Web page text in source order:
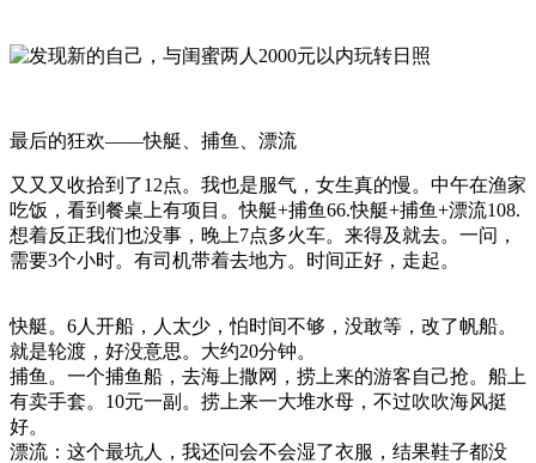
最后的狂欢——快艇、捕鱼、漂流
又又又收拾到了12点。我也是服气，女生真的慢。中午在渔家
吃饭，看到餐桌上有项目。快艇+捕鱼66.快艇+捕鱼+漂流108.
想着反正我们也没事，晚上7点多火车。来得及就去。一问，
需要3个小时。有司机带着去地方。时间正好，走起。
快艇。6人开船，人太少，怕时间不够，没敢等，改了帆船。
就是轮渡，好没意思。大约20分钟。
捕鱼。一个捕鱼船，去海上撒网，捞上来的游客自己抢。船上
有卖手套。10元一副。捞上来一大堆水母，不过吹吹海风挺
好。
漂流：这个最坑人，我还问会不会湿了衣服，结果鞋子都没